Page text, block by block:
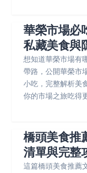
華榮市場必
私藏美食與
想知道華榮市場有
帶路，公開華榮市
小吃，完整解析美
你的市場之旅吃得
橋頭美食推
清單與完整
這篇橋頭美食推薦